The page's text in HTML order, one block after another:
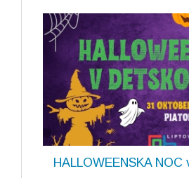
HALLOWEENSKA